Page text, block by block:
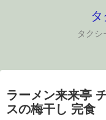
タクシ
ラーメン来来亭
スの梅干し 完食